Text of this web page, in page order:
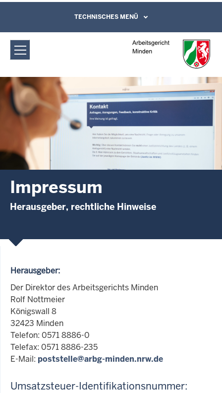
Arbeitsgericht Minden: Impressum
Direkt zum Inhalt
Leichte Sprache, Gebärdensprachenvideo
und Kontaktformular
TECHNISCHES MENÜ
Impressum
Herausgeber, rechtliche Hinweise
Herausgeber:
Der Direktor des Arbeitsgerichts Minden
Rolf Nottmeier
Königswall 8
32423 Minden
Telefon: 0571 8886-0
Telefax: 0571 8886-235
E-Mail: poststelle@arbg-minden.nrw.de
Umsatzsteuer-Identifikationsnummer: